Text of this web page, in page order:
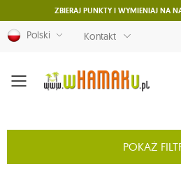
ZBIERAJ PUNKTY I WYMIENIAJ NA
Polski Kontakt
Menu
POKAŻ